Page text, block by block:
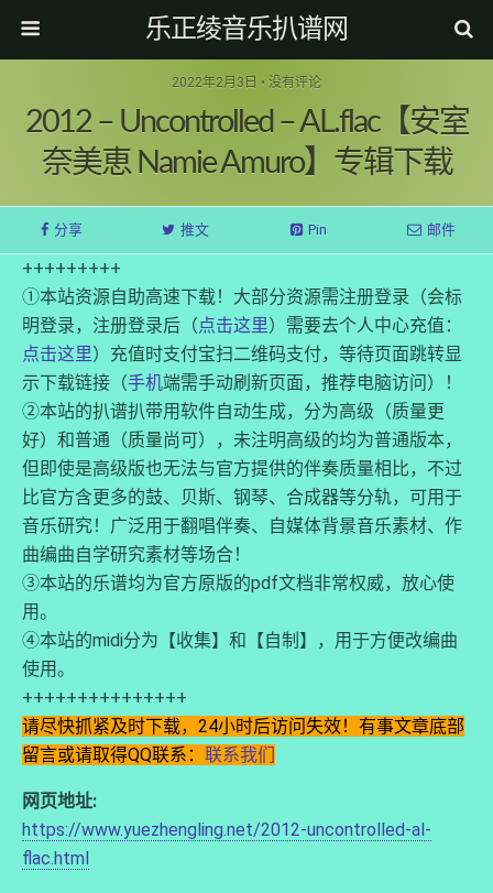
乐正绫音乐扒谱网
2022年2月3日 • 没有评论
2012 – Uncontrolled – AL.flac【安室
奈美恵 Namie Amuro】专辑下载
分享 推文 Pin 邮件
+++++++++
①本站资源自助高速下载！大部分资源需注册登录（会标
明登录，注册登录后（点击这里）需要去个人中心充值：
点击这里）充值时支付宝扫二维码支付，等待页面跳转显
示下载链接（手机端需手动刷新页面，推荐电脑访问）！
②本站的扒谱扒带用软件自动生成，分为高级（质量更
好）和普通（质量尚可），未注明高级的均为普通版本，
但即使是高级版也无法与官方提供的伴奏质量相比，不过
比官方含更多的鼓、贝斯、钢琴、合成器等分轨，可用于
音乐研究！广泛用于翻唱伴奏、自媒体背景音乐素材、作
曲编曲自学研究素材等场合！
③本站的乐谱均为官方原版的pdf文档非常权威，放心使
用。
④本站的midi分为【收集】和【自制】，用于方便改编曲
使用。
+++++++++++++++
请尽快抓紧及时下载，24小时后访问失效！有事文章底部
留言或请取得QQ联系： 联系我们
网页地址:
https://www.yuezhengling.net/2012-uncontrolled-al-
flac.html